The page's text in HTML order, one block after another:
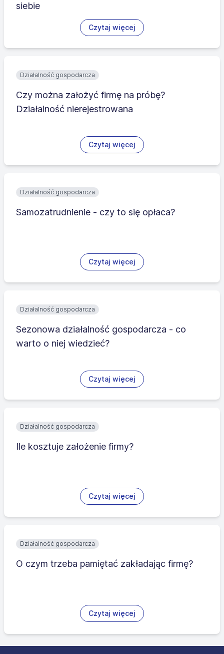
siebie
Czytaj więcej
Działalność gospodarcza
Czy można założyć firmę na próbę?
Działalność nierejestrowana
Czytaj więcej
Działalność gospodarcza
Samozatrudnienie - czy to się opłaca?
Czytaj więcej
Działalność gospodarcza
Sezonowa działalność gospodarcza - co
warto o niej wiedzieć?
Czytaj więcej
Działalność gospodarcza
Ile kosztuje założenie firmy?
Czytaj więcej
Działalność gospodarcza
O czym trzeba pamiętać zakładając firmę?
Czytaj więcej